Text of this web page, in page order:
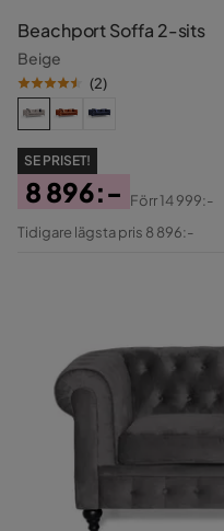
Beachport Soffa 2-sits
Beige
(2)
SE PRISET!
Pris
8 896:-
Original
Förr14 999:-
Tidigare lägsta pris 8 896:-